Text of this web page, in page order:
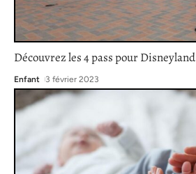
Découvrez les 4 pass pour Disneyland
Enfant 3 février 2023